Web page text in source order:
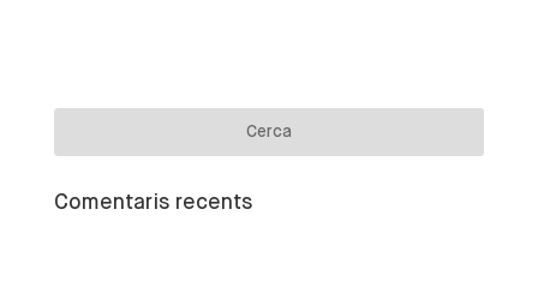
Comentaris recents